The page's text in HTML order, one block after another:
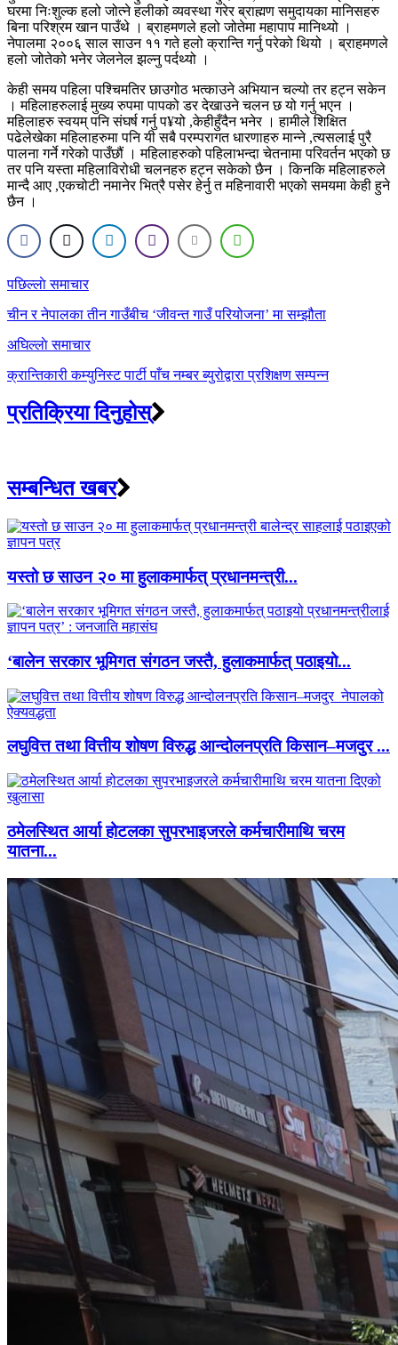
घरमा निःशुल्क हलो जोत्ने हलीको व्यवस्था गरेर ब्राह्मण समुदायका मानिसहरु
बिना परिश्रम खान पाउँथे । ब्राहमणले हलो जोतेमा महापाप मानिथ्यो ।
नेपालमा २००६ साल साउन ११ गते हलो क्रान्ति गर्नु परेको थियो । ब्राहमणले
हलो जोतेको भनेर जेलनेल झल्नु पर्दथ्यो ।
केही समय पहिला पश्चिमतिर छाउगोठ भत्काउने अभियान चल्यो तर हट्न सकेन
। महिलाहरुलाई मुख्य रुपमा पापको डर देखाउने चलन छ यो गर्नु भएन ।
महिलाहरु स्वयम् पनि संघर्ष गर्नु प¥यो ,केहीहुँदैन भनेर । हामीले शिक्षित
पढेलेखेका महिलाहरुमा पनि यी सबै परम्परागत धारणाहरु मान्ने ,त्यसलाई पुरै
पालना गर्ने गरेको पाउँछौं । महिलाहरुको पहिलाभन्दा चेतनामा परिवर्तन भएको छ
तर पनि यस्ता महिलाविरोधी चलनहरु हट्न सकेको छैन । किनकि महिलाहरुले
मान्दै आए ,एकचोटी नमानेर भित्रै पसेर हेर्नु त महिनावारी भएको समयमा केही हुने
छैन ।
Post
navigation
पछिल्लाे समाचार
चीन र नेपालका तीन गाउँबीच ‘जीवन्त गाउँ परियोजना’ मा सम्झौता
अघिल्लाे समाचार
क्रान्तिकारी कम्युनिस्ट पार्टी पाँच नम्बर ब्युरोद्वारा प्रशिक्षण सम्पन्न
प्रतिक्रिया दिनुहोस्
सम्बन्धित खबर
यस्तो छ साउन २० मा हुलाकमार्फत् प्रधानमन्त्री...
‘बालेन सरकार भूमिगत संगठन जस्तै, हुलाकमार्फत् पठाइयो...
लघुवित्त तथा वित्तीय शोषण विरुद्ध आन्दोलनप्रति किसान–मजदुर ...
ठमेलस्थित आर्या होटलका सुपरभाइजरले कर्मचारीमाथि चरम
यातना...